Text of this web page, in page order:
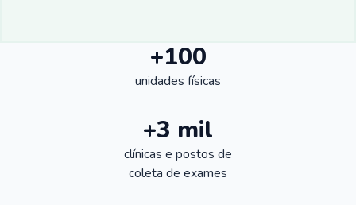
+100
unidades físicas
+3 mil
clínicas e postos de
coleta de exames